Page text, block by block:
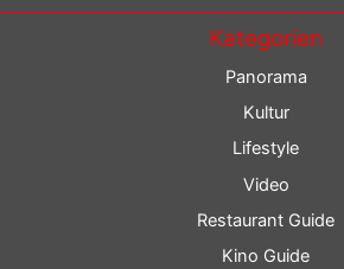
Kategorien
Panorama
Kultur
Lifestyle
Video
Restaurant Guide
Kino Guide